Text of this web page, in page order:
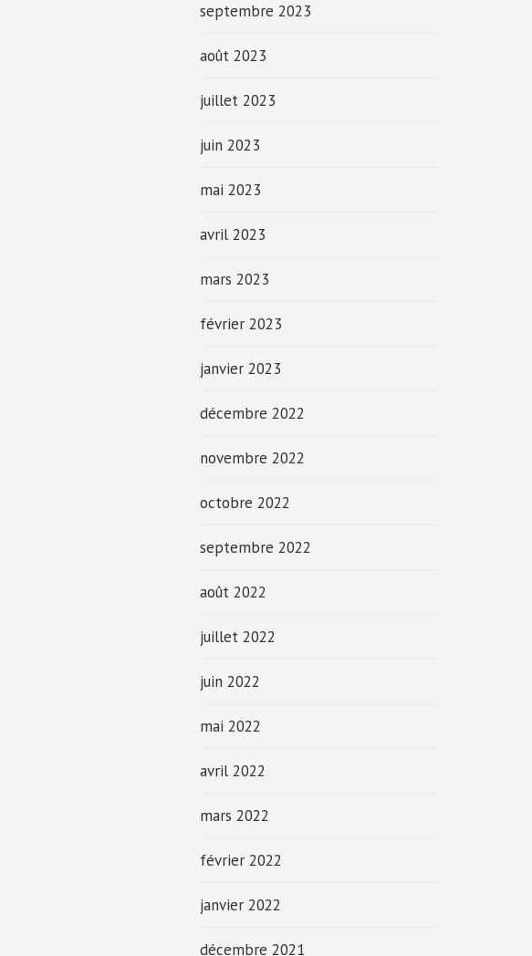
septembre 2023
août 2023
juillet 2023
juin 2023
mai 2023
avril 2023
mars 2023
février 2023
janvier 2023
décembre 2022
novembre 2022
octobre 2022
septembre 2022
août 2022
juillet 2022
juin 2022
mai 2022
avril 2022
mars 2022
février 2022
janvier 2022
décembre 2021